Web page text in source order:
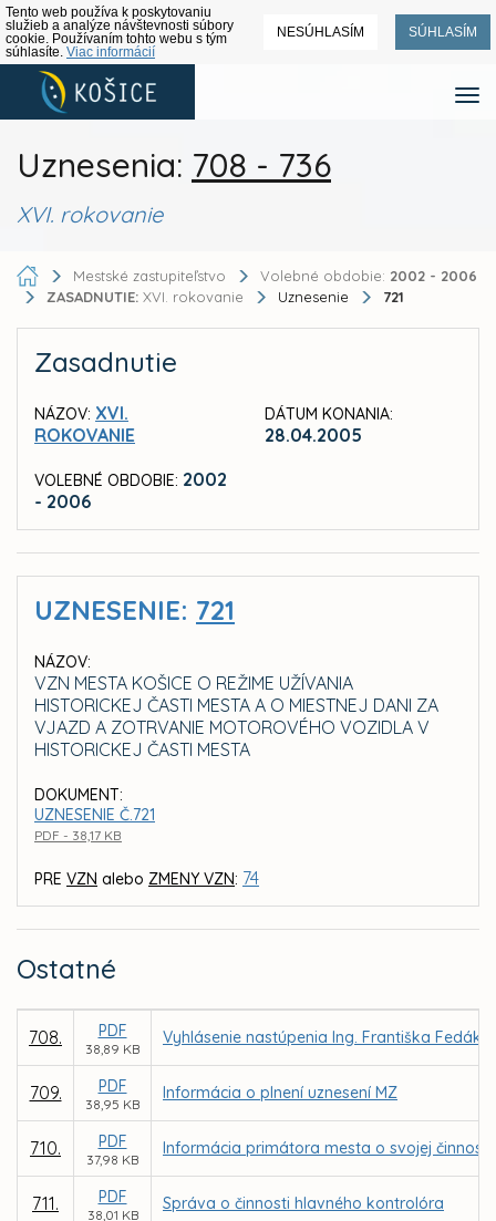
Tento web používa k poskytovaniu
služieb a analýze návštevnosti súbory
cookie. Používaním tohto webu s tým
súhlasíte. Viac informácií
NESÚHLASÍM SÚHLASÍM
Uznesenia: 708 - 736
XVI. rokovanie
Mestské zastupiteľstvo Volebné obdobie: 2002 - 2006
ZASADNUTIE: XVI. rokovanie Uznesenie 721
Zasadnutie
NÁZOV: XVI.
ROKOVANIE
VOLEBNÉ OBDOBIE: 2002
- 2006
DÁTUM KONANIA:
28.04.2005
UZNESENIE: 721
NÁZOV:
VZN MESTA KOŠICE O REŽIME UŽÍVANIA
HISTORICKEJ ČASTI MESTA A O MIESTNEJ DANI ZA
VJAZD A ZOTRVANIE MOTOROVÉHO VOZIDLA V
HISTORICKEJ ČASTI MESTA
DOKUMENT:
UZNESENIE Č.721
PDF - 38,17 KB
PRE VZN alebo ZMENY VZN: 74
Ostatné
708. PDF
38,89 KB
Vyhlásenie nastúpenia Ing. Františka
709. PDF
38,95 KB
Informácia o plnení uznesení MZ
710. PDF
37,98 KB
Informácia primátora mesta o svojej činnosti
711. PDF
38,01 KB
Správa o činnosti hlavného kontrolóra